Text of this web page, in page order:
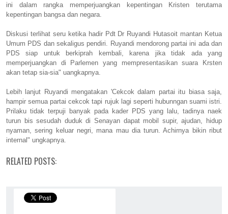
ini dalam rangka memperjuangkan kepentingan Kristen terutama
kepentingan bangsa dan negara.
Diskusi terlihat seru ketika hadir Pdt Dr Ruyandi Hutasoit mantan Ketua
Umum PDS dan sekaligus pendiri. Ruyandi mendorong partai ini ada dan
PDS siap untuk berkiprah kembali, karena jika tidak ada yang
memperjuangkan di Parlemen yang mempresentasikan suara Krsten
akan tetap sia-sia" uangkapnya.
Lebih lanjut Ruyandi mengatakan 'Cekcok dalam partai itu biasa saja,
hampir semua partai cekcok tapi rujuk lagi seperti hubunngan suami istri.
Prilaku tidak terpuji banyak pada kader PDS yang lalu, tadinya naek
turun bis sesudah duduk di Senayan dapat mobil supir, ajudan, hidup
nyaman, sering keluar negri, mana mau dia turun. Achirnya bikin ribut
internal" ungkapnya.
RELATED POSTS: